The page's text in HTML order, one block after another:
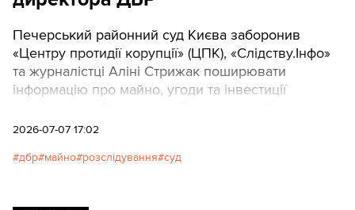
Печерський районний суд Києва заборонив
«Центру протидії корупції» (ЦПК), «Слідству.Інфо»
та журналістці Аліні Стрижак поширювати
інформацію про майно, угоди та інвестиції
який є рідним братом директора Державного
2026-07-07 17:02
дбр майно розслідування суд